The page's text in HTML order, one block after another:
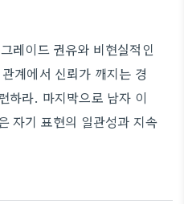
레이드 권유와 비현실적인
계에서 신뢰가 깨지는 경
하라. 마지막으로 남자 이
자기 표현의 일관성과 지속